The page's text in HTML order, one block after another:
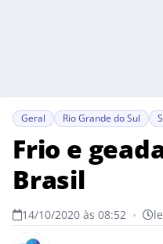
Geral Rio Grande do Sul
Frio e
Brasil
14/10/2020 às 08:52 •